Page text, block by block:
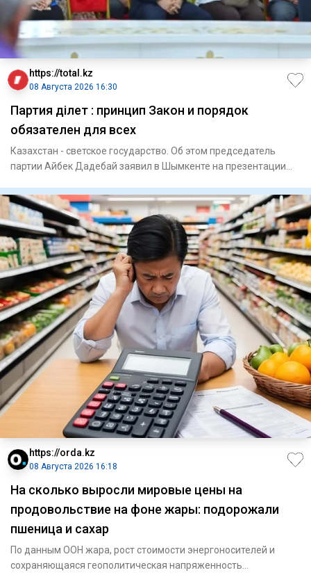
https://total.kz
08 Августа 2026 16:30
Партия Әділет : принцип Закон и порядок
обязателен для всех
Казахстан - светское государство. Об этом председатель
партии Айбек Дадебай заявил в Шымкенте на презентации
https://orda.kz
08 Августа 2026 16:18
На сколько выросли мировые цены на
продовольствие на фоне жары: подорожали
пшеница и сахар
По данным ООН жара, рост стоимости энергоносителей и
сохраняющаяся геополитическая напряженность